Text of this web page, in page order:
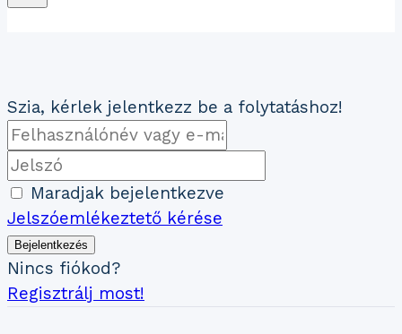
Szia, kérlek jelentkezz be a folytatáshoz!
Maradjak bejelentkezve
Jelszóemlékeztető kérése
Bejelentkezés
Nincs fiókod?
Regisztrálj most!